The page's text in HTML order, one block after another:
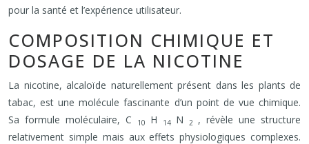
pour la santé et l’expérience utilisateur.
COMPOSITION CHIMIQUE ET
DOSAGE DE LA NICOTINE
La nicotine, alcaloïde naturellement présent dans les plants de
tabac, est une molécule fascinante d’un point de vue chimique.
Sa formule moléculaire, C
10 H 14 N 2 , révèle une structure
relativement simple mais aux effets physiologiques complexes.